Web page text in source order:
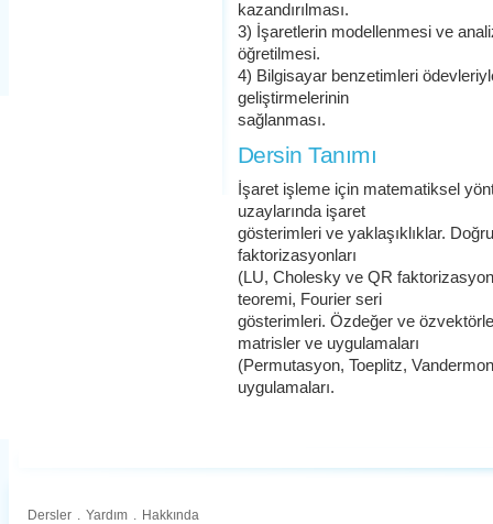
kazandırılması.
3) İşaretlerin modellenmesi ve
öğretilmesi.
4) Bilgisayar benzetimleri
geliştirmelerinin
sağlanması.
Dersin Tanımı
İşaret işleme için matematiksel
uzaylarında işaret
gösterimleri ve yaklaşıklıklar.
faktorizasyonları
(LU, Cholesky ve QR
teoremi, Fourier seri
gösterimleri. Özdeğer ve
matrisler ve uygulamaları
(Permutasyon, Toeplitz,
uygulamaları.
Dersler . Yardım . Hakkında